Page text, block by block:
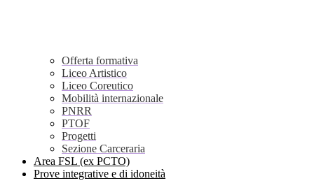
Offerta formativa
Liceo Artistico
Liceo Coreutico
Mobilità internazionale
PNRR
PTOF
Progetti
Sezione Carceraria
Area FSL (ex PCTO)
Prove integrative e di idoneità